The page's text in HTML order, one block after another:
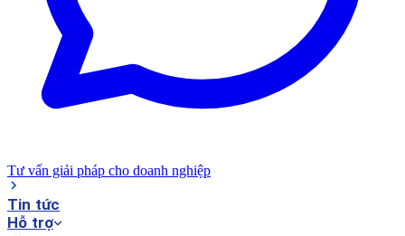
Tư vấn giải pháp cho doanh nghiệp
Tin tức
Hỗ trợ